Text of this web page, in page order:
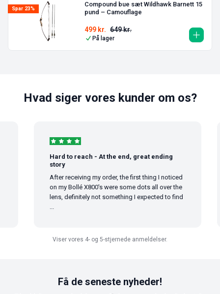
Spar 23%
Compound bue sæt Wildhawk Barnett 15
pund – Camouflage
649kr.
499 kr.
På lager
Hvad siger vores kunder om os?
Hard to reach - At the end, great ending
story
After receiving my order, the first thing I noticed
on my Bollé X800's were some dots all over the
lens, definitely not something I expected to find
Viser vores 4- og 5-stjernede anmeldelser.
Få de seneste nyheder!